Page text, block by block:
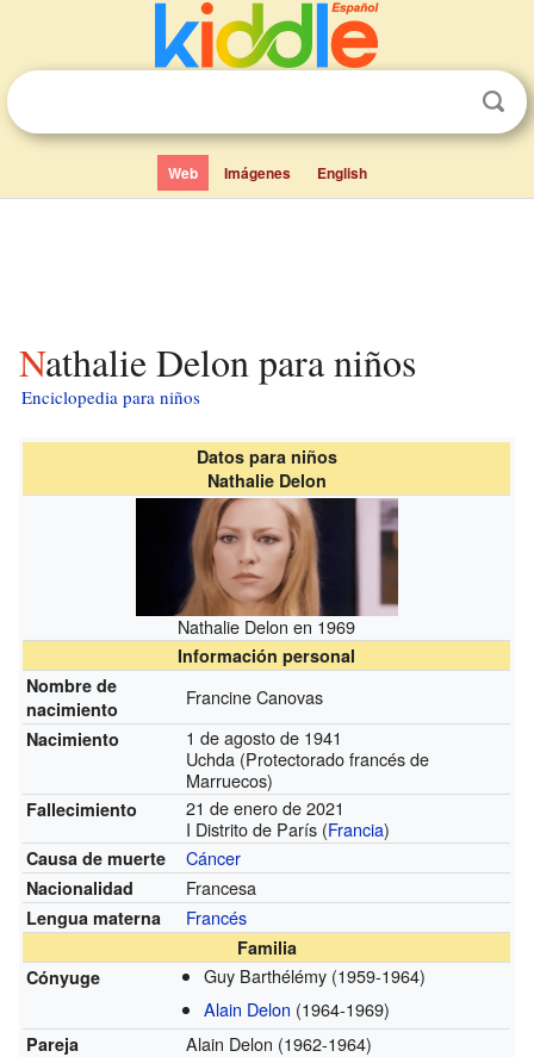
Web Imágenes English
Nathalie Delon para niños
Enciclopedia para niños
Datos para niños
Nathalie Delon
Nathalie Delon en 1969
Información personal
Nombre de
nacimiento
Francine Canovas
Nacimiento
1 de agosto de 1941
Uchda (Protectorado francés de
Marruecos)
Fallecimiento
21 de enero de 2021
I Distrito de París (Francia)
Causa de muerte Cáncer
Nacionalidad Francesa
Lengua materna Francés
Familia
Cónyuge
Guy Barthélémy (1959-1964)
Alain Delon (1964-1969)
Pareja Alain Delon (1962-1964)